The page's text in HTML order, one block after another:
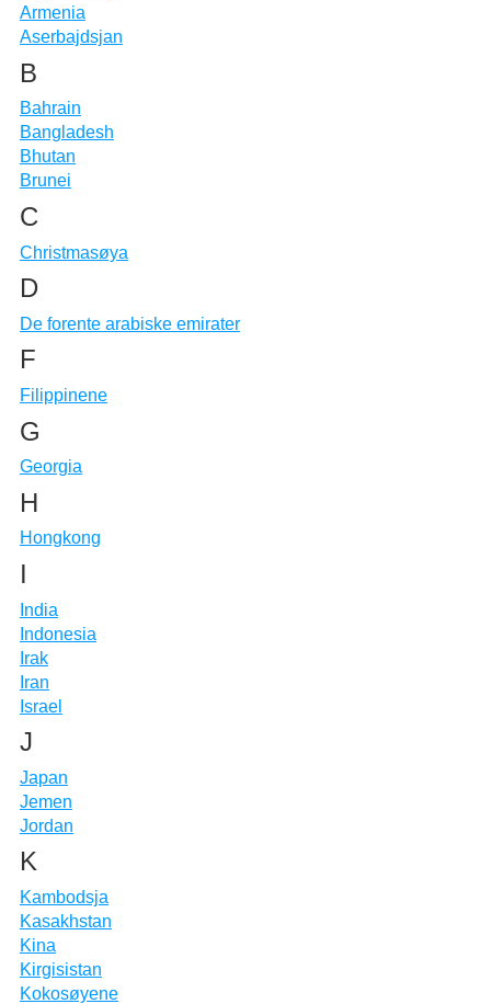
Armenia
Aserbajdsjan
B
Bahrain
Bangladesh
Bhutan
Brunei
C
Christmasøya
D
De forente arabiske emirater
F
Filippinene
G
Georgia
H
Hongkong
I
India
Indonesia
Irak
Iran
Israel
J
Japan
Jemen
Jordan
K
Kambodsja
Kasakhstan
Kina
Kirgisistan
Kokosøyene